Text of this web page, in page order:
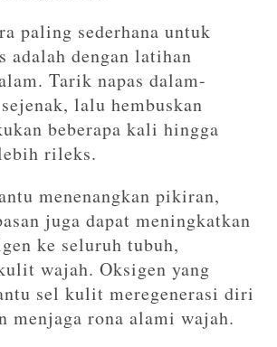
paling sederhana untuk
adalah dengan latihan
Tarik napas dalam-
lalu hembuskan
beberapa kali hingga
rileks.
menenangkan pikiran,
juga dapat meningkatkan
ke seluruh tubuh,
wajah. Oksigen yang
sel kulit meregenerasi diri
menjaga rona alami wajah.